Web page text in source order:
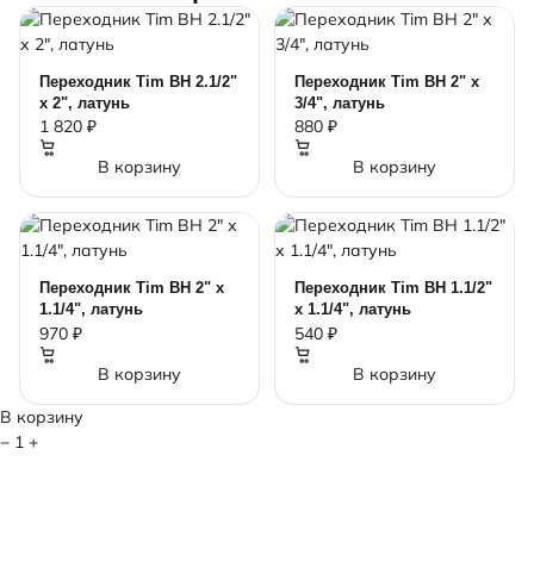
Переходник Tim ВН 2.1/2"
х 2", латунь
1 820 ₽
В корзину
Переходник Tim ВН 2" х
3/4", латунь
880 ₽
В корзину
Переходник Tim ВН 2" х
1.1/4", латунь
970 ₽
В корзину
Переходник Tim ВН 1.1/2"
х 1.1/4", латунь
540 ₽
В корзину
В корзину
− 1 +